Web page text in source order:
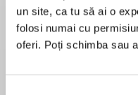
un site, ca tu să ai o
folosi numai cu
oferi. Poți schimba sau